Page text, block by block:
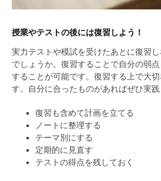
授業やテストの後には復習しよう！
実力テストや模試を受けたあとに復習
でしょうか。復習することで自分の弱
することが可能です。復習する上で大
す。自分に合ったものがあればぜひ実践
復習も含めて計画を立てる
ノートに整理する
テーマ別にする
定期的に見直す
テストの得点を残しておく